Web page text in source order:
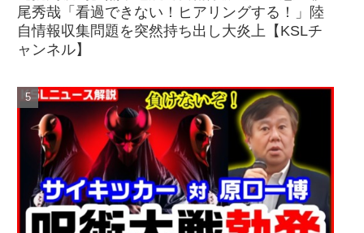
尾秀哉「看過できない！ヒアリングする！」陸
自情報収集問題を突然持ち出し大炎上【KSLチ
ャンネル】